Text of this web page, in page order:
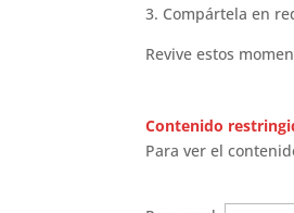
3. Compártela en
Revive estos
Contenido
Para ver el